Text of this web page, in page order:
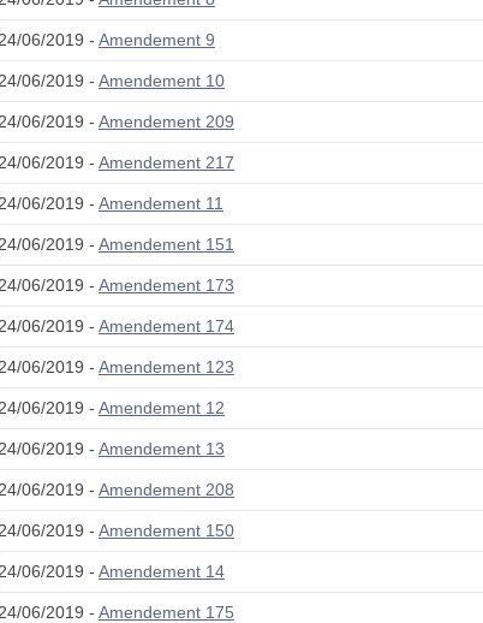
24/06/2019 - Amendement 9
24/06/2019 - Amendement 10
24/06/2019 - Amendement 209
24/06/2019 - Amendement 217
24/06/2019 - Amendement 11
24/06/2019 - Amendement 151
24/06/2019 - Amendement 173
24/06/2019 - Amendement 174
24/06/2019 - Amendement 123
24/06/2019 - Amendement 12
24/06/2019 - Amendement 13
24/06/2019 - Amendement 208
24/06/2019 - Amendement 150
24/06/2019 - Amendement 14
24/06/2019 - Amendement 175